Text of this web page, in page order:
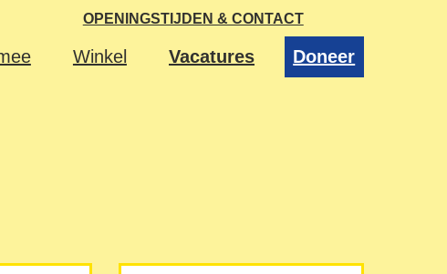
OPENINGSTIJDEN & CONTACT
Winkel Vacatures Doneer